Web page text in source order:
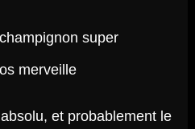
et probablement le